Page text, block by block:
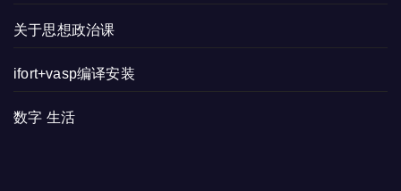
关于思想政治课
ifort+vasp编译安装
数字 生活